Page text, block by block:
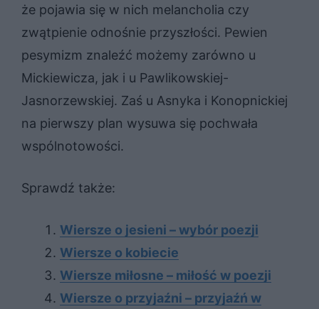
że pojawia się w nich melancholia czy
zwątpienie odnośnie przyszłości. Pewien
pesymizm znaleźć możemy zarówno u
Mickiewicza, jak i u Pawlikowskiej-
Jasnorzewskiej. Zaś u Asnyka i Konopnickiej
na pierwszy plan wysuwa się pochwała
wspólnotowości.
Sprawdź także:
Wiersze o jesieni – wybór poezji
Wiersze o kobiecie
Wiersze miłosne – miłość w poezji
Wiersze o przyjaźni – przyjaźń w